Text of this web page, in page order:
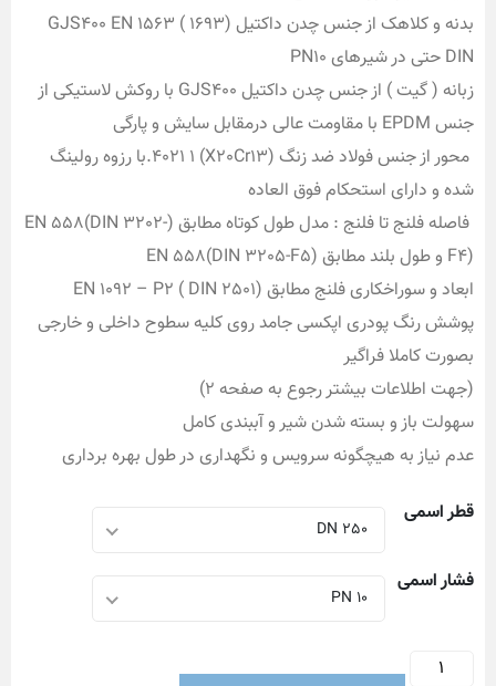
بدنه و کلاهک از جنس چدن داکتیل (1693 GJS400 EN 1563 (
DIN حتی در شیرهای PN10
زبانه ( گیت ) از جنس چدن داکتیل GJS400 با روکش لاستیکی از
جنس EPDM با مقاومت عالی درمقابل سایش و پارگی
محور از جنس فولاد ضد زنگ (X20Cr13) 4021 1.با رزوه رولینگ
شده و دارای استحکام فوق العاده
فاصله فلنج تا فلنج : مدل طول کوتاه مطابق (EN 558(DIN 3202-
F4) و طول بلند مطابق (EN 558(DIN 3205-F5
ابعاد و سوراخکاری فلنج مطابق (2501 EN 1092 – P2 ( DIN
پوشش رنگ پودری اپکسی جامد روی کلیه سطوح داخلی و خارجی
بصورت کاملا فراگیر
(جهت اطلاعات بیشتر رجوع به صفحه ۲)
سهولت باز و بسته شدن شیر و آببندی کامل
عدم نیاز به هیچگونه سرویس و نگهداری در طول بهره برداری
قطر اسمی
DN 250
فشار اسمی
PN 10